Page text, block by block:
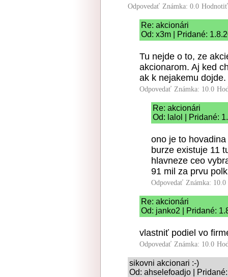
Odpovedať Známka: 0.0
Re: akcionári
Od: x3m | Pridané:
Tu nejde o to, ze
akcionarom. Aj ked
ak k nejakemu dojde.
Odpovedať Známka: 10.0
Re: akcionári
Od: lalol | Pridané:
ono je to
burze existuje 11
hlavneze ceo
91 mil za prvu
Odpovedať Známka: 10.0
Re: akcionári
Od: janko2 | Pridané:
vlastniť podiel vo
Odpovedať Známka: 10.0
sikovni akcionari :-)
Od: ahselefoadjo |